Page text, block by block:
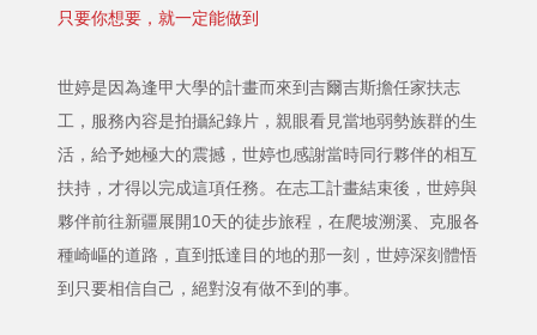
只要你想要，就一定能做到
世婷是因為逢甲大學的計畫而來到吉爾吉斯擔任家扶志
工，服務內容是拍攝紀錄片，親眼看見當地弱勢族群的生
活，給予她極大的震撼，世婷也感謝當時同行夥伴的相互
扶持，才得以完成這項任務。在志工計畫結束後，世婷與
夥伴前往新疆展開10天的徒步旅程，在爬坡溯溪、克服各
種崎嶇的道路，直到抵達目的地的那一刻，世婷深刻體悟
到只要相信自己，絕對沒有做不到的事。